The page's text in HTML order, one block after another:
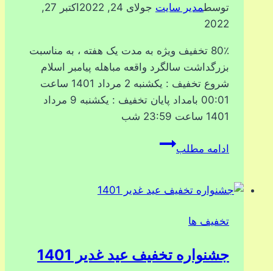
توسطمدیر سایت جولای 24, 2022
اکتبر 27,
2022
80٪ تخفیف ویژه به مدت یک هفته ، به مناسبت
بزرگداشت سالگرد واقعه مباهله پیامبر اسلام
شروع تخفیف : یکشنبه 2 مرداد 1401 ساعت
00:01 بامداد پایان تخفیف : یکشنبه 9 مرداد
1401 ساعت 23:59 شب
ادامه مطلبجشنواره
مباهله
تخفیف ها
جشنواره تخفیف عید غدیر 1401